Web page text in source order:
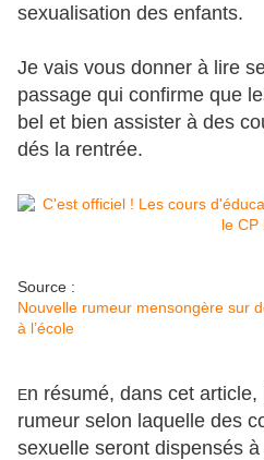
sexualisation des enfants.
Je vais vous donner à lire
passage qui confirme que
bel et bien assister à des
dés la rentrée.
Source :
Nouvelle rumeur mensongère sur
à l’école
En résumé, dans cet
rumeur selon laquelle des
sexuelle seront dispensés